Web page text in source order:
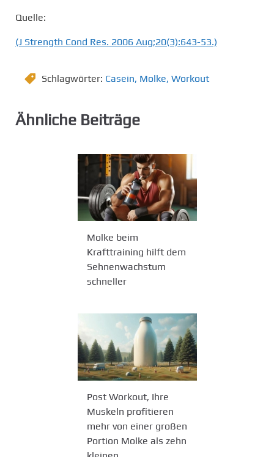
Quelle:
(J Strength Cond Res. 2006 Aug;20(3):643-53.)
Schlagwörter: Casein, Molke, Workout
Ähnliche Beiträge
Molke beim
Krafttraining hilft dem
Sehnenwachstum
schneller
Post Workout, Ihre
Muskeln profitieren
mehr von einer großen
Portion Molke als zehn